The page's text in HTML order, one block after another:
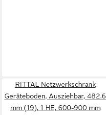
RITTAL Netzwerkschrank
Geräteboden, Ausziehbar, 482.6
mm (19), 1 HE, 600-900 mm